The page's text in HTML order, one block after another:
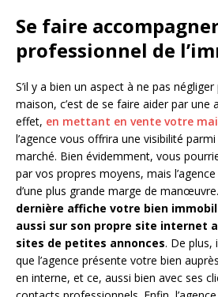
Se faire
professionnel de
S’il y a bien un aspect à ne pas
maison, c’est de se faire aider par une
effet, en mettant en vente votre
l’agence vous offrira une visibilité
marché. Bien évidemment, vous
par vos propres moyens, mais
d’une plus grande marge de manœuvre.
dernière affiche votre bien
aussi sur son propre site internet
sites de petites annonces. De plus,
que l’agence présente votre bien
en interne, et ce, aussi bien avec ses